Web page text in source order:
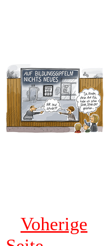
Voherige